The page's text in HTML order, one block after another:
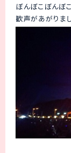
ぼんぼこぼんぼ
歓声があがりまし